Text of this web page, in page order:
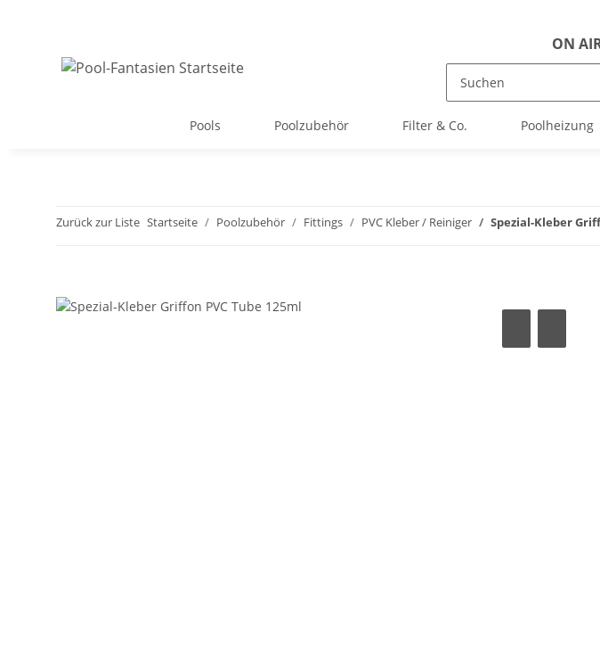
ON
Pools Poolzubehör Filter & Co. Poolheizung
Zurück zur Liste Startseite Poolzubehör Fittings PVC Kleber / Reiniger Spezial-Kleber